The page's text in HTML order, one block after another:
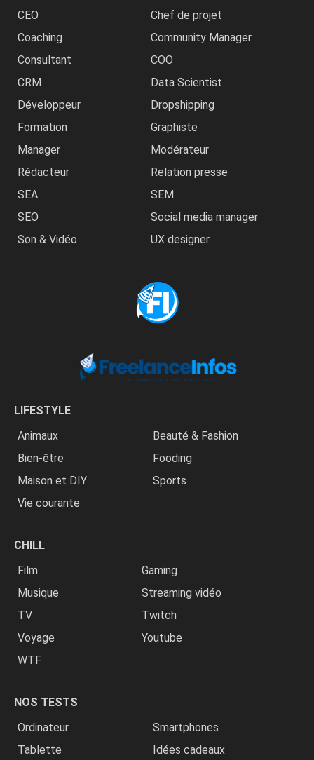
CEO
Chef de projet
Coaching
Community Manager
Consultant
COO
CRM
Data Scientist
Développeur
Dropshipping
Formation
Graphiste
Manager
Modérateur
Rédacteur
Relation presse
SEA
SEM
SEO
Social media manager
Son & Vidéo
UX designer
LIFESTYLE
Animaux
Beauté & Fashion
Bien-être
Fooding
Maison et DIY
Sports
Vie courante
CHILL
Film
Gaming
Musique
Streaming vidéo
TV
Twitch
Voyage
Youtube
WTF
NOS TESTS
Ordinateur
Smartphones
Tablette
Idées cadeaux